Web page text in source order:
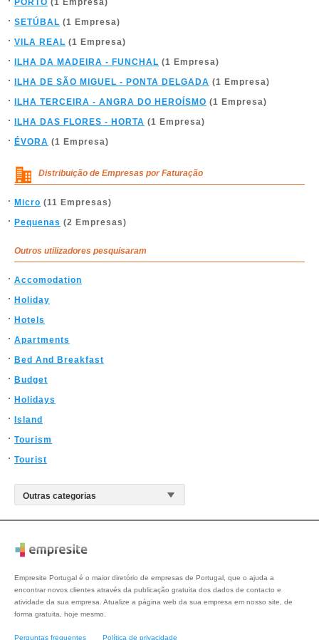
PORTO (1 Empresa)
SETÚBAL (1 Empresa)
VILA REAL (1 Empresa)
ILHA DA MADEIRA - FUNCHAL (1 Empresa)
ILHA DE SÃO MIGUEL - PONTA DELGADA (1 Empresa)
ILHA TERCEIRA - ANGRA DO HEROÍSMO (1 Empresa)
ILHA DAS FLORES - HORTA (1 Empresa)
ÉVORA (1 Empresa)
Distribuição de Empresas por Faturação
Micro (11 Empresas)
Pequenas (2 Empresas)
Outros utilizadores pesquisaram
Accomodation
Holiday
Hotels
Apartments
Bed And Breakfast
Budget
Holidays
Island
Tourism
Tourist
Empresite Portugal é o maior diretório de empresas de Portugal, que o ajuda a
encontrar novos clientes através da publicação gratuita dos dados de contacto e
atividade da sua empresa. Atualize a página web da sua empresa em nosso site, de
forma gratuita, hoje mesmo.
Perguntas frequentes Política de privacidade